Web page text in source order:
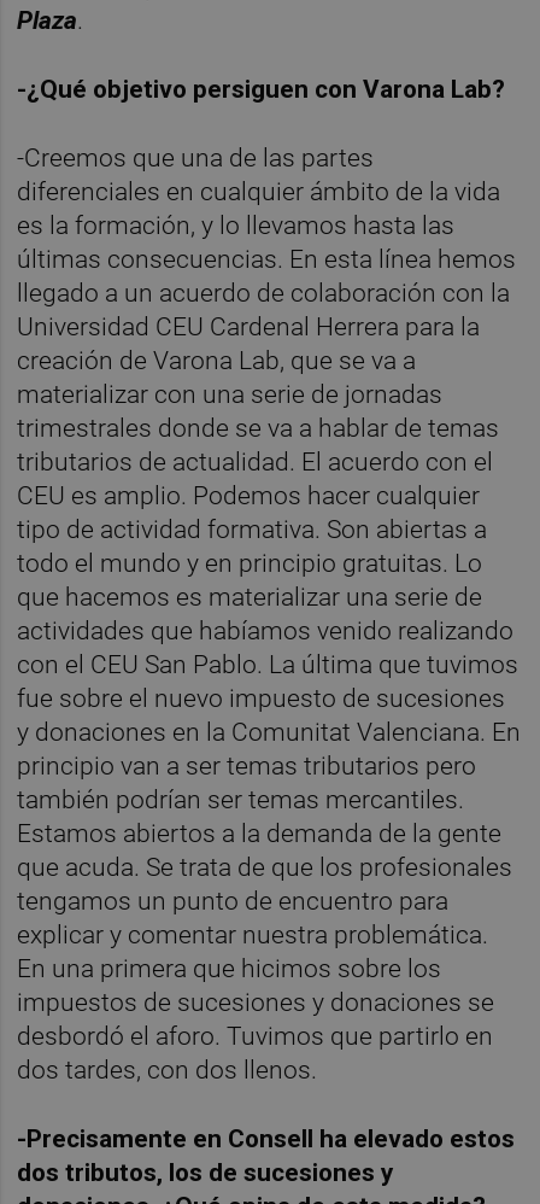
Plaza.
-¿Qué objetivo persiguen con Varona Lab?
-Creemos que una de las partes
diferenciales en cualquier ámbito de la vida
es la formación, y lo llevamos hasta las
últimas consecuencias. En esta línea hemos
llegado a un acuerdo de colaboración con la
Universidad CEU Cardenal Herrera para la
creación de Varona Lab, que se va a
materializar con una serie de jornadas
trimestrales donde se va a hablar de temas
tributarios de actualidad. El acuerdo con el
CEU es amplio. Podemos hacer cualquier
tipo de actividad formativa. Son abiertas a
todo el mundo y en principio gratuitas. Lo
que hacemos es materializar una serie de
actividades que habíamos venido realizando
con el CEU San Pablo. La última que tuvimos
fue sobre el nuevo impuesto de sucesiones
y donaciones en la Comunitat Valenciana. En
principio van a ser temas tributarios pero
también podrían ser temas mercantiles.
Estamos abiertos a la demanda de la gente
que acuda. Se trata de que los profesionales
tengamos un punto de encuentro para
explicar y comentar nuestra problemática.
En una primera que hicimos sobre los
impuestos de sucesiones y donaciones se
desbordó el aforo. Tuvimos que partirlo en
dos tardes, con dos llenos.
-Precisamente en Consell ha elevado estos
dos tributos, los de sucesiones y